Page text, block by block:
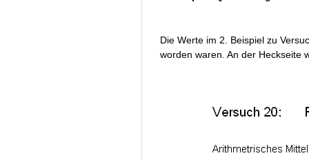
Die Werte im 2. Beispiel zu
worden waren. An der Heckseite